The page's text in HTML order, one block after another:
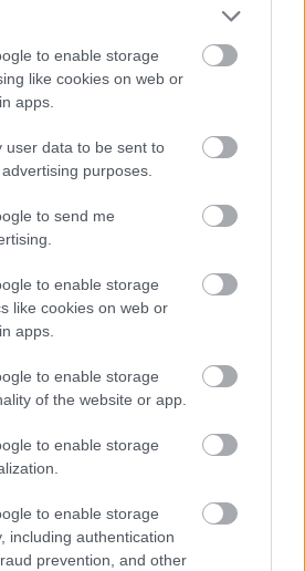
to enable storage
like cookies on web or
apps.
user data to be sent to
purposes.
to send me
to enable storage
like cookies on web or
apps.
to enable storage
of the website or app.
to enable storage
to enable storage
including authentication
prevention, and other
még kép!